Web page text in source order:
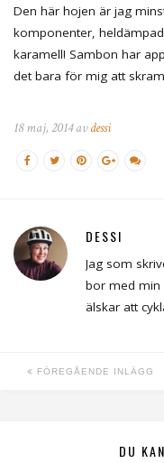
Den här hojen är jag
komponenter,
karamell! Sambon har
det bara för mig att
18 maj, 2014 avdessi
DESSI
Jag som
bor med min
älskar att
FÖREGÅENDE INLÄGG
DU